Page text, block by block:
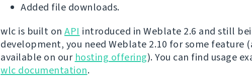
Added file downloads.
wlc is built on API introduced in Weblate 2.6 and still
development, you need Weblate 2.10 for some feature
available on our hosting offering). You can find usage
wlc documentation.